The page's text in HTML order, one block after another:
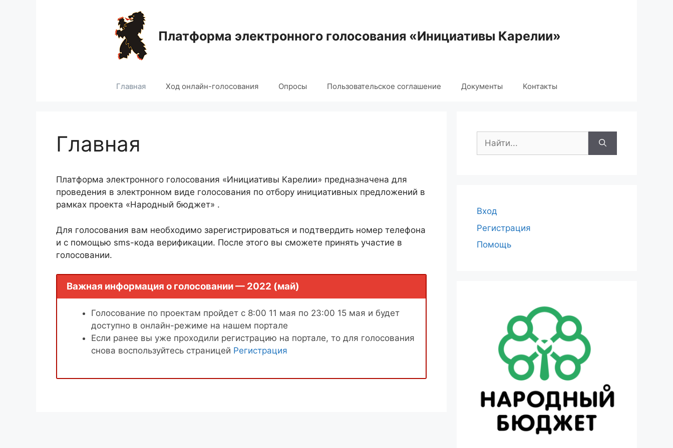
Платформа электронного голосования «Инициативы Карелии»
Главная Ход онлайн-голосования Опросы Пользовательское соглашение Документы Контакты
Главная
Платформа электронного голосования «Инициативы Карелии» предназначена для
проведения в электронном виде голосования по отбору инициативных предложений в
рамках проекта «Народный бюджет» .
Для голосования вам необходимо зарегистрироваться и подтвердить номер телефона
и с помощью sms-кода верификации. После этого вы сможете принять участие в
голосовании.
Важная информация о голосовании — 2022 (май)
Голосование по проектам пройдет с 8:00 11 мая по 23:00 15 мая и будет
доступно в онлайн-режиме на нашем портале
Если ранее вы уже проходили регистрацию на портале, то для голосования
снова воспользуйтесь страницей Регистрация
Поиск:
Вход
Регистрация
Помощь